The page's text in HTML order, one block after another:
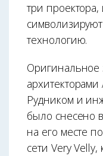
три
технологию.
Оригинальное
Рудником и
было снесено
на его месте
сети Very